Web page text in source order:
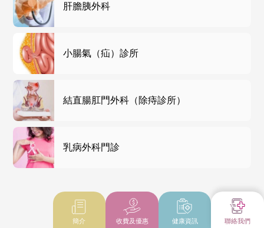
肝膽胰外科
小腸氣（疝）診所
結直腸肛門外科（除痔診所）
乳病外科門診
簡介 收費及優惠 健康資訊 聯絡我們